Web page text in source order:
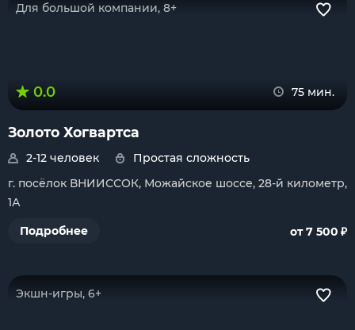
Для большой компании, 8+
0.0 75 мин.
Золото Хогвартса
2-12 человек
Простая сложность
г. посёлок ВНИИССОК, Можайское шоссе, 28-й километр,
1А
Подробнее
от 7 500 ₽
Экшн-игры, 6+